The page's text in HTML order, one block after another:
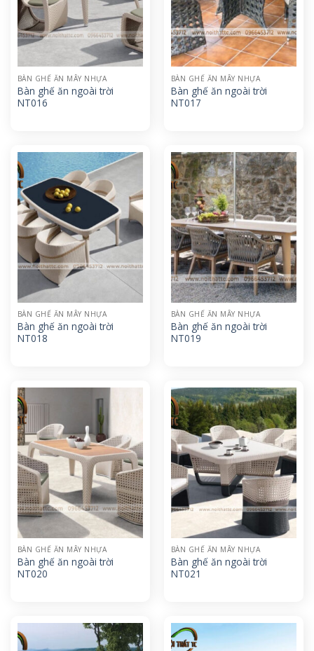
BÀN GHẾ ĂN MÂY NHỰA
Bàn ghế ăn ngoài trời
NT016
BÀN GHẾ ĂN MÂY NHỰA
Bàn ghế ăn ngoài trời
NT017
BÀN GHẾ ĂN MÂY NHỰA
Bàn ghế ăn ngoài trời
NT018
BÀN GHẾ ĂN MÂY NHỰA
Bàn ghế ăn ngoài trời
NT019
BÀN GHẾ ĂN MÂY NHỰA
Bàn ghế ăn ngoài trời
NT020
BÀN GHẾ ĂN MÂY NHỰA
Bàn ghế ăn ngoài trời
NT021